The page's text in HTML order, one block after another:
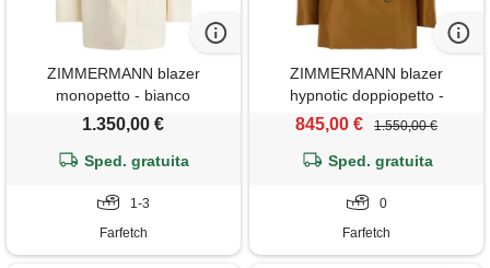
ZIMMERMANN blazer
monopetto - bianco
1.350,00 €
Sped. gratuita
1-3
Farfetch
ZIMMERMANN blazer
hypnotic doppiopetto -
marrone
845,00 € 1.550,00 €
Sped. gratuita
0
Farfetch